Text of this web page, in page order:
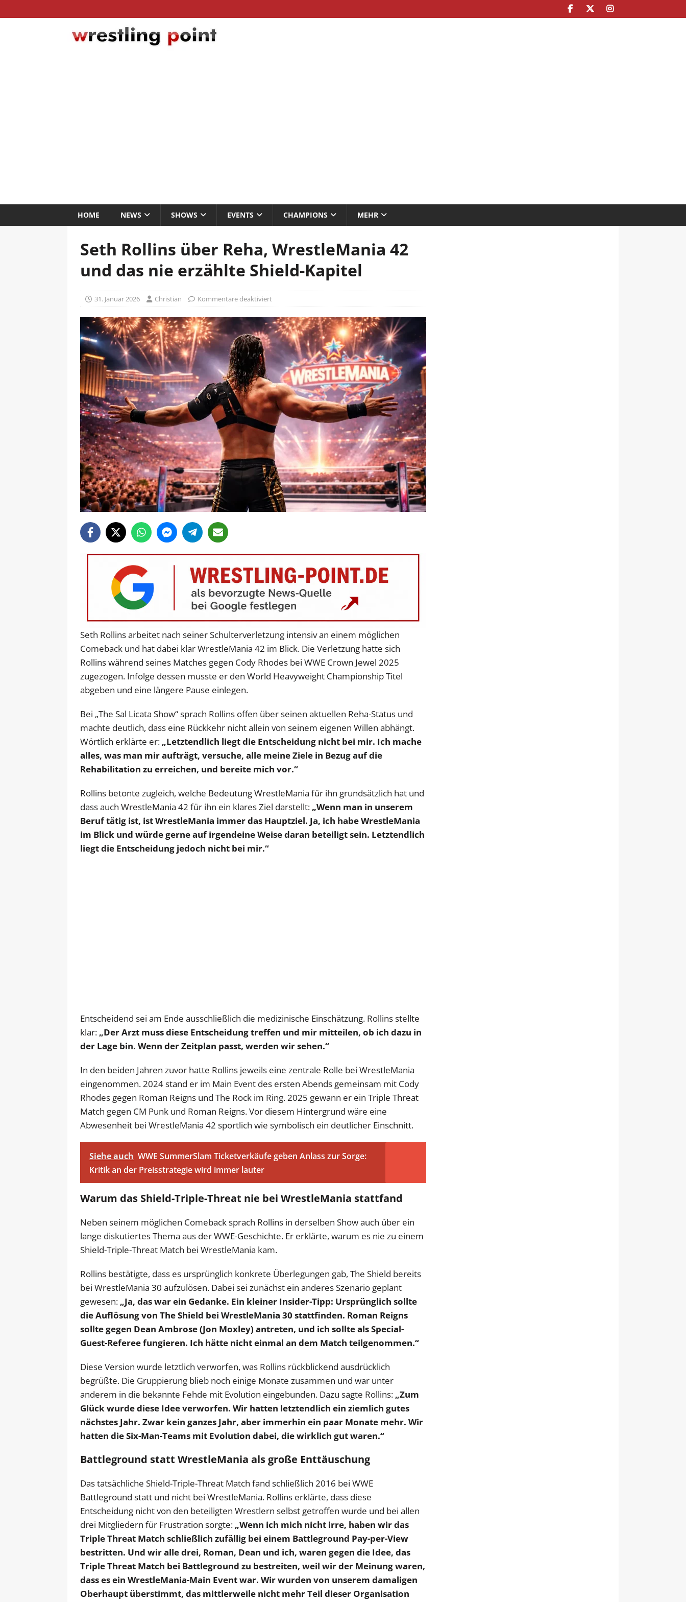
HOME NEWS SHOWS EVENTS CHAMPIONS MEHR
Seth Rollins über Reha, WrestleMania 42
und das nie erzählte Shield-Kapitel
31. Januar 2026 Christian Kommentare deaktiviert
Seth Rollins arbeitet nach seiner Schulterverletzung intensiv an einem möglichen
Comeback und hat dabei klar WrestleMania 42 im Blick. Die Verletzung hatte sich
Rollins während seines Matches gegen Cody Rhodes bei WWE Crown Jewel 2025
zugezogen. Infolge dessen musste er den World Heavyweight Championship Titel
abgeben und eine längere Pause einlegen.
Bei „The Sal Licata Show“ sprach Rollins offen über seinen aktuellen Reha-Status und
machte deutlich, dass eine Rückkehr nicht allein von seinem eigenen Willen abhängt.
Wörtlich erklärte er: „Letztendlich liegt die Entscheidung nicht bei mir. Ich mache
alles, was man mir aufträgt, versuche, alle meine Ziele in Bezug auf die
Rehabilitation zu erreichen, und bereite mich vor.“
Rollins betonte zugleich, welche Bedeutung WrestleMania für ihn grundsätzlich hat und
dass auch WrestleMania 42 für ihn ein klares Ziel darstellt: „Wenn man in unserem
Beruf tätig ist, ist WrestleMania immer das Hauptziel. Ja, ich habe WrestleMania
im Blick und würde gerne auf irgendeine Weise daran beteiligt sein. Letztendlich
liegt die Entscheidung jedoch nicht bei mir.“
Entscheidend sei am Ende ausschließlich die medizinische Einschätzung. Rollins stellte
klar: „Der Arzt muss diese Entscheidung treffen und mir mitteilen, ob ich dazu in
der Lage bin. Wenn der Zeitplan passt, werden wir sehen.“
In den beiden Jahren zuvor hatte Rollins jeweils eine zentrale Rolle bei WrestleMania
eingenommen. 2024 stand er im Main Event des ersten Abends gemeinsam mit Cody
Rhodes gegen Roman Reigns und The Rock im Ring. 2025 gewann er ein Triple Threat
Match gegen CM Punk und Roman Reigns. Vor diesem Hintergrund wäre eine
Abwesenheit bei WrestleMania 42 sportlich wie symbolisch ein deutlicher Einschnitt.
Siehe auch WWE SummerSlam Ticketverkäufe geben Anlass zur Sorge:
Kritik an der Preisstrategie wird immer lauter
Warum das Shield-Triple-Threat nie bei WrestleMania stattfand
Neben seinem möglichen Comeback sprach Rollins in derselben Show auch über ein
lange diskutiertes Thema aus der WWE-Geschichte. Er erklärte, warum es nie zu einem
Shield-Triple-Threat Match bei WrestleMania kam.
Rollins bestätigte, dass es ursprünglich konkrete Überlegungen gab, The Shield bereits
bei WrestleMania 30 aufzulösen. Dabei sei zunächst ein anderes Szenario geplant
gewesen: „Ja, das war ein Gedanke. Ein kleiner Insider-Tipp: Ursprünglich sollte
die Auflösung von The Shield bei WrestleMania 30 stattfinden. Roman Reigns
sollte gegen Dean Ambrose (Jon Moxley) antreten, und ich sollte als Special-
Guest-Referee fungieren. Ich hätte nicht einmal an dem Match teilgenommen.“
Diese Version wurde letztlich verworfen, was Rollins rückblickend ausdrücklich
begrüßte. Die Gruppierung blieb noch einige Monate zusammen und war unter
anderem in die bekannte Fehde mit Evolution eingebunden. Dazu sagte Rollins: „Zum
Glück wurde diese Idee verworfen. Wir hatten letztendlich ein ziemlich gutes
nächstes Jahr. Zwar kein ganzes Jahr, aber immerhin ein paar Monate mehr. Wir
hatten die Six-Man-Teams mit Evolution dabei, die wirklich gut waren.“
Battleground statt WrestleMania als große Enttäuschung
Das tatsächliche Shield-Triple-Threat Match fand schließlich 2016 bei WWE
Battleground statt und nicht bei WrestleMania. Rollins erklärte, dass diese
Entscheidung nicht von den beteiligten Wrestlern selbst getroffen wurde und bei allen
drei Mitgliedern für Frustration sorgte: „Wenn ich mich nicht irre, haben wir das
Triple Threat Match schließlich zufällig bei einem Battleground Pay-per-View
bestritten. Und wir alle drei, Roman, Dean und ich, waren gegen die Idee, das
Triple Threat Match bei Battleground zu bestreiten, weil wir der Meinung waren,
dass es ein WrestleMania-Main Event war. Wir wurden von unserem damaligen
Oberhaupt überstimmt, das mittlerweile nicht mehr Teil dieser Organisation